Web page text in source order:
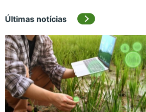
Últimas notícias